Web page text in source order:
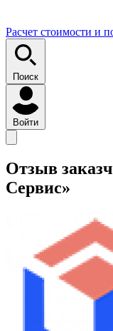
Расчет стоимости и
Поиск
Войти
Отзыв
Сервис»